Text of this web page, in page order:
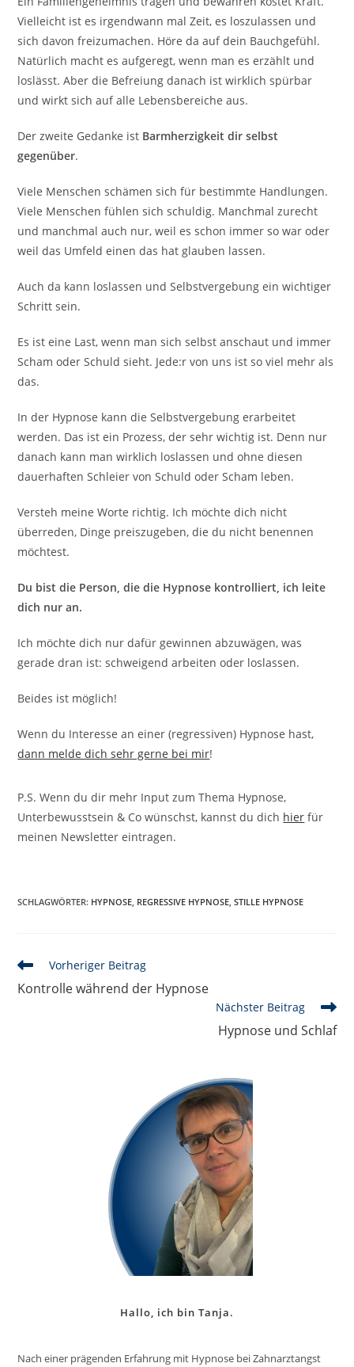
Vielleicht ist es irgendwann mal Zeit, es loszulassen und
sich davon freizumachen. Höre da auf dein Bauchgefühl.
Natürlich macht es aufgeregt, wenn man es erzählt und
loslässt. Aber die Befreiung danach ist wirklich spürbar
und wirkt sich auf alle Lebensbereiche aus.
Der zweite Gedanke ist Barmherzigkeit dir selbst
gegenüber.
Viele Menschen schämen sich für bestimmte Handlungen.
Viele Menschen fühlen sich schuldig. Manchmal zurecht
und manchmal auch nur, weil es schon immer so war oder
weil das Umfeld einen das hat glauben lassen.
Auch da kann loslassen und Selbstvergebung ein wichtiger
Schritt sein.
Es ist eine Last, wenn man sich selbst anschaut und immer
Scham oder Schuld sieht. Jede:r von uns ist so viel mehr als
das.
In der Hypnose kann die Selbstvergebung erarbeitet
werden. Das ist ein Prozess, der sehr wichtig ist. Denn nur
danach kann man wirklich loslassen und ohne diesen
dauerhaften Schleier von Schuld oder Scham leben.
Versteh meine Worte richtig. Ich möchte dich nicht
überreden, Dinge preiszugeben, die du nicht benennen
möchtest.
Du bist die Person, die die Hypnose kontrolliert, ich leite
dich nur an.
Ich möchte dich nur dafür gewinnen abzuwägen, was
gerade dran ist: schweigend arbeiten oder loslassen.
Beides ist möglich!
Wenn du Interesse an einer (regressiven) Hypnose hast,
dann melde dich sehr gerne bei mir!
P.S. Wenn du dir mehr Input zum Thema Hypnose,
Unterbewusstsein & Co wünschst, kannst du dich hier für
meinen Newsletter eintragen.
SCHLAGWÖRTER: HYPNOSE, REGRESSIVE HYPNOSE, STILLE HYPNOSE
Weitere
ansehen
Vorheriger Beitrag
Kontrolle während der Hypnose
Nächster Beitrag
Hypnose und Schlaf
Hallo, ich bin Tanja.
Nach einer prägenden Erfahrung mit Hypnose bei Zahnarztangst